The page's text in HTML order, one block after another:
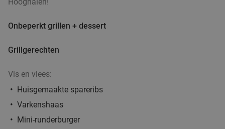
Onbeperkt grillen + dessert
Grillgerechten
Vis en vlees:
Huisgemaakte spareribs
Varkenshaas
Mini-runderburger